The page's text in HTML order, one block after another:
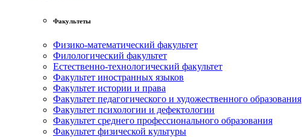
Факультеты
Физико-математический факультет
Филологический факультет
Естественно-технологический факультет
Факультет иностранных языков
Факультет истории и права
Факультет педагогического и художественного образования
Факультет психологии и дефектологии
Факультет среднего профессионального образования
Факультет физической культуры